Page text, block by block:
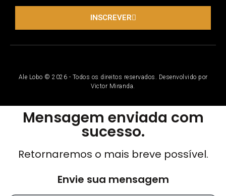
INSCREVER
Ale Lobo © 2026 - Todos os direitos reservados. Desenvolvido por
Victor Miranda.
Mensagem enviada com
sucesso.
Retornaremos o mais breve possível.
Envie sua mensagem